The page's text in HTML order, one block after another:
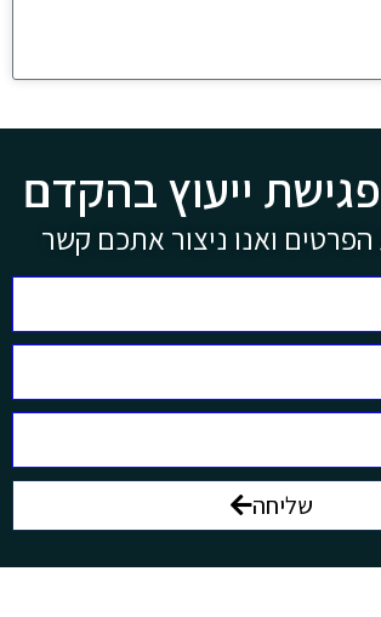
ייעוץ בהקדם
ואנו ניצור אתכם קשר
שליחה